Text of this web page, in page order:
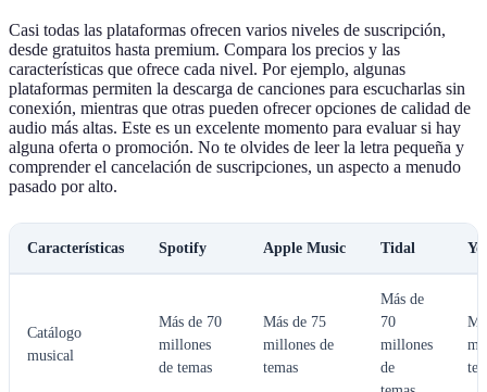
Casi todas las plataformas ofrecen varios niveles de suscripción,
desde gratuitos hasta premium. Compara los precios y las
características que ofrece cada nivel. Por ejemplo, algunas
plataformas permiten la descarga de canciones para escucharlas sin
conexión, mientras que otras pueden ofrecer opciones de calidad de
audio más altas. Este es un excelente momento para evaluar si hay
alguna oferta o promoción. No te olvides de leer la letra pequeña y
comprender el cancelación de suscripciones, un aspecto a menudo
pasado por alto.
Características Spotify Apple Music Tidal
Catálogo
musical
Más de 70
millones
de temas
Más de 75
millones de
temas
Más de
70
millones
de